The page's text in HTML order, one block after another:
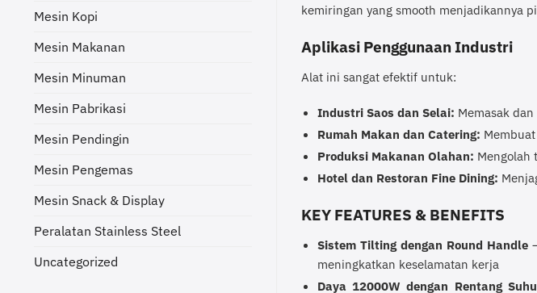
Mesin Kopi
Mesin Makanan
Mesin Minuman
Mesin Pabrikasi
Mesin Pendingin
Mesin Pengemas
Mesin Snack & Display
Peralatan Stainless Steel
Uncategorized
kemiringan yang smooth menjadikannya
Aplikasi Penggunaan Industri
Alat ini sangat efektif untuk:
Industri Saos dan Selai: Memasak
Rumah Makan dan Catering:
Produksi Makanan Olahan: Mengolah
Hotel dan Restoran Fine Dining:
KEY FEATURES & BENEFITS
Sistem Tilting dengan Round Handle
meningkatkan keselamatan kerja
Daya 12000W dengan Rentang